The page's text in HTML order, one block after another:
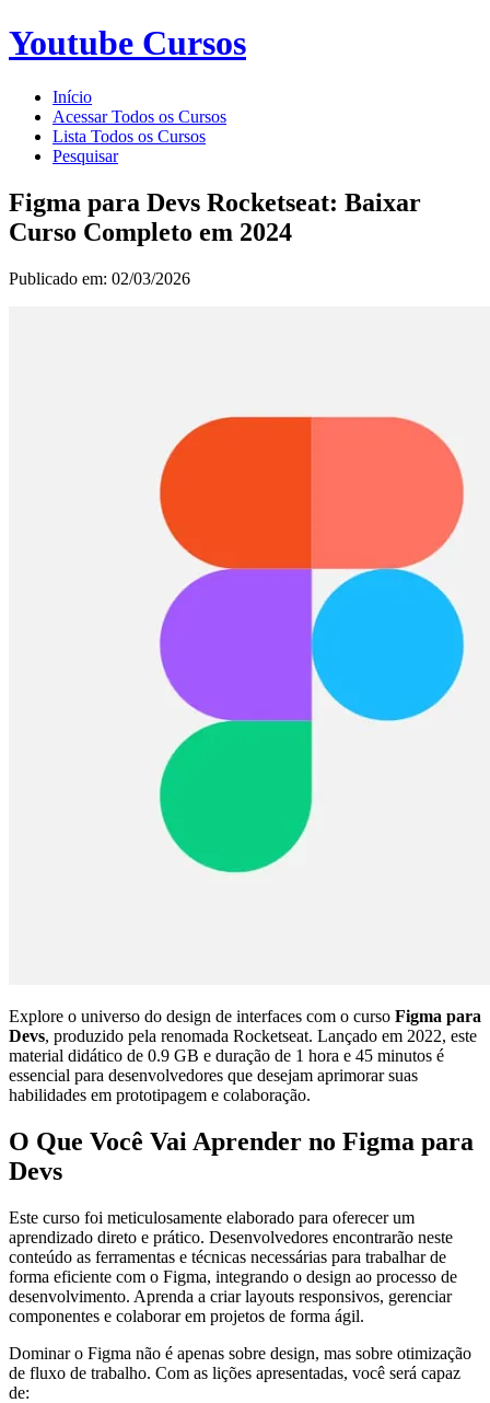
Youtube Cursos
Início
Acessar Todos os Cursos
Lista Todos os Cursos
Pesquisar
Figma para Devs Rocketseat: Baixar
Curso Completo em 2024
Publicado em: 02/03/2026
Explore o universo do design de interfaces com o curso Figma para
Devs, produzido pela renomada Rocketseat. Lançado em 2022, este
material didático de 0.9 GB e duração de 1 hora e 45 minutos é
essencial para desenvolvedores que desejam aprimorar suas
habilidades em prototipagem e colaboração.
O Que Você Vai Aprender no Figma para
Devs
Este curso foi meticulosamente elaborado para oferecer um
aprendizado direto e prático. Desenvolvedores encontrarão neste
conteúdo as ferramentas e técnicas necessárias para trabalhar de
forma eficiente com o Figma, integrando o design ao processo de
desenvolvimento. Aprenda a criar layouts responsivos, gerenciar
componentes e colaborar em projetos de forma ágil.
Dominar o Figma não é apenas sobre design, mas sobre otimização
de fluxo de trabalho. Com as lições apresentadas, você será capaz
de: